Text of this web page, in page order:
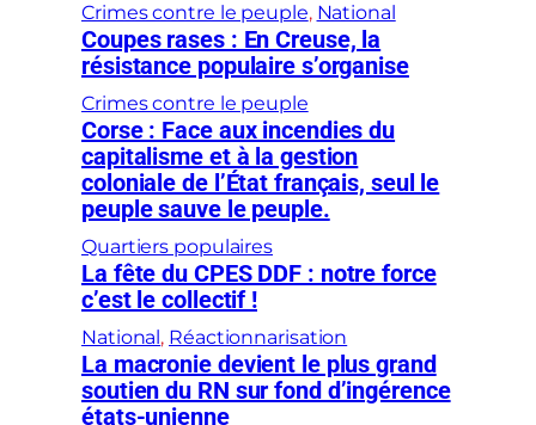
Crimes contre le peuple, National
Coupes rases : En Creuse, la
résistance populaire s’organise
Crimes contre le peuple
Corse : Face aux incendies du
capitalisme et à la gestion
coloniale de l’État français, seul le
peuple sauve le peuple.
Quartiers populaires
La fête du CPES DDF : notre force
c’est le collectif !
National , Réactionnarisation
La macronie devient le plus grand
soutien du RN sur fond d’ingérence
états-unienne